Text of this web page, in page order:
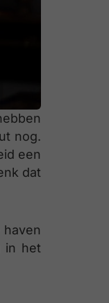
nog.
een
dat
in het